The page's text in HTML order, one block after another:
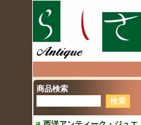
商品検索